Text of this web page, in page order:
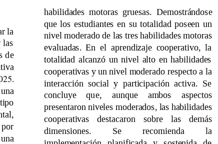
la
las
de
una
tipo
por
una
habilidades motoras gruesas. Demostrándose
que los estudiantes en su totalidad poseen un
nivel moderado de las tres habilidades motoras
evaluadas. En el aprendizaje cooperativo, la
totalidad alcanzó un nivel alto en habilidades
cooperativas y un nivel moderado respecto a la
interacción social y participación activa. Se
concluye
que, aunque ambos
aspectos
presentaron niveles moderados, las habilidades
cooperativas
destacaron sobre las
demás
dimensiones.
Se recomienda
la